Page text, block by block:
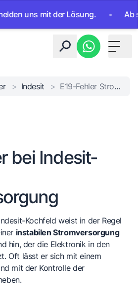
uns mit der Lösung. • Ab
Toggle
> Indesit > E19-Fehler Stromversorgung
bei Indesit-
Kochfeld weist in der Regel
instabilen Stromversorgung
hin, der die Elektronik in den
Oft lässt er sich mit einem
mit der Kontrolle der